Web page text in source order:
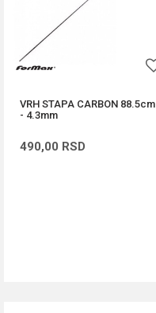
VRH STAPA CARBON 88.5cm
- 4.3mm
490,00 RSD